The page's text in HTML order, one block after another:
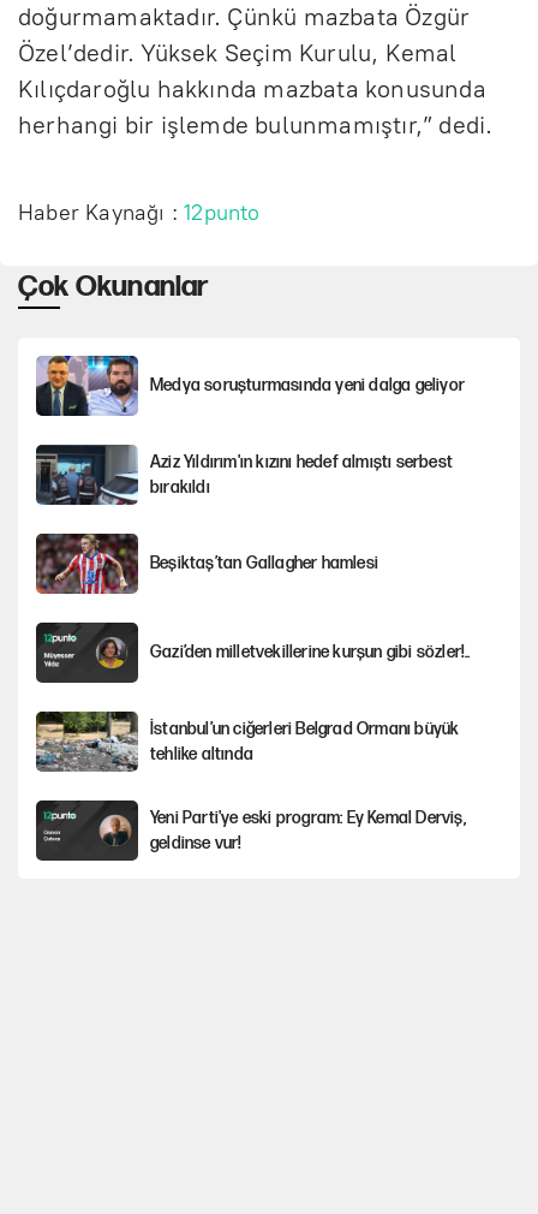
doğurmamaktadır. Çünkü mazbata Özgür
Özel’dedir. Yüksek Seçim Kurulu, Kemal
Kılıçdaroğlu hakkında mazbata konusunda
herhangi bir işlemde bulunmamıştır,” dedi.
Haber Kaynağı :12punto
Çok Okunanlar
Medya soruşturmasında yeni dalga geliyor
Aziz Yıldırım'ın kızını hedef almıştı serbest
bırakıldı
Beşiktaş’tan Gallagher hamlesi
Gazi’den milletvekillerine kurşun gibi sözler!..
İstanbul’un ciğerleri Belgrad Ormanı büyük
tehlike altında
Yeni Parti'ye eski program: Ey Kemal Derviş,
geldinse vur!